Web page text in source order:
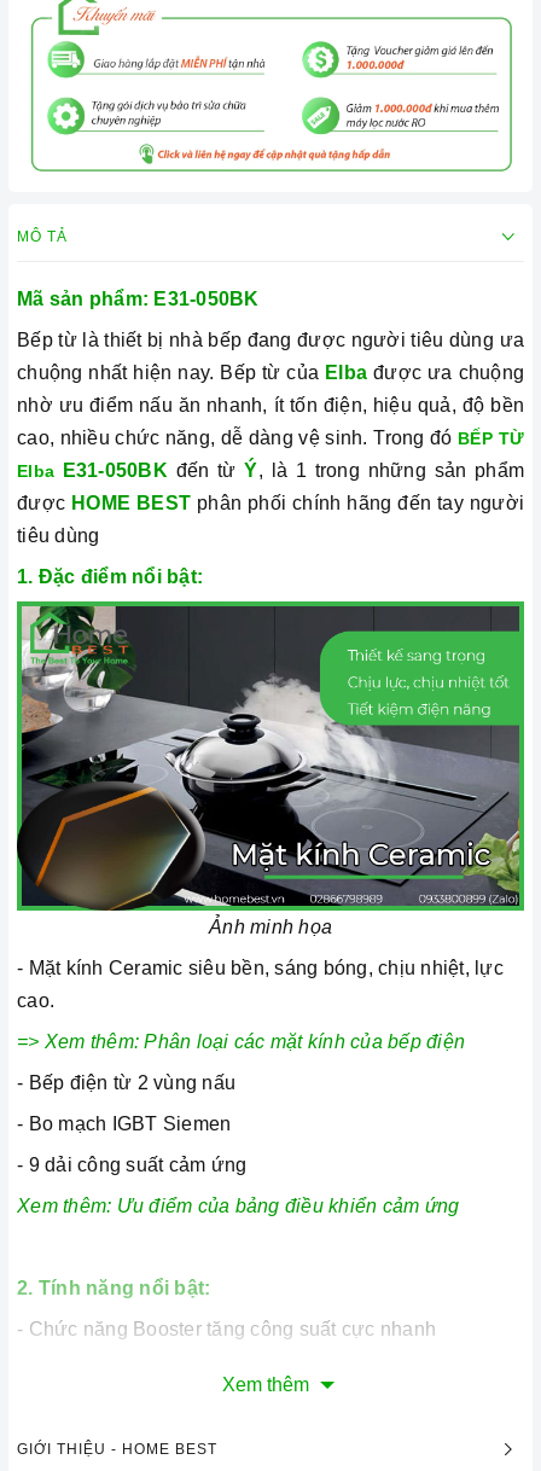
MÔ TẢ
Mã sản phẩm: E31-050BK
Bếp từ là thiết bị nhà bếp đang được người tiêu dùng ưa
chuộng nhất hiện nay. Bếp từ của Elba được ưa chuộng
nhờ ưu điểm nấu ăn nhanh, ít tốn điện, hiệu quả, độ bền
cao, nhiều chức năng, dễ dàng vệ sinh. Trong đó BẾP TỪ
Elba
E31-050BK đến từÝ, là 1 trong những sản phẩm
được HOME BEST phân phối chính hãng đến tay người
tiêu dùng
1. Đặc điểm nổi bật:
Ảnh minh họa
- Mặt kính Ceramic siêu bền, sáng bóng, chịu nhiệt, lực
cao.
=> Xem thêm:Phân loại các mặt kính của bếp điện
- Bếp điện từ 2 vùng nấu
- Bo mạch IGBT Siemen
- 9 dải công suất cảm ứng
Xem thêm: Ưu điểm của bảng điều khiển cảm ứng
2. Tính năng nổi bật:
- Chức năng Booster tăng công suất cực nhanh
- Tính năng tạm dừng (Pause)
Xem thêm
GIỚI THIỆU - HOME BEST